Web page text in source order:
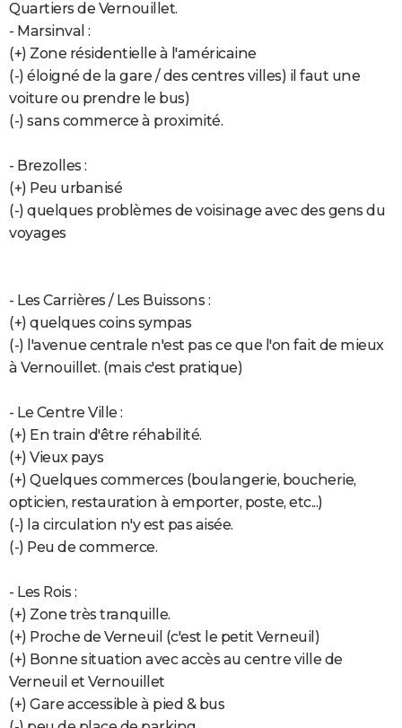
Quartiers de Vernouillet.
- Marsinval :
(+) Zone résidentielle à l'américaine
(-) éloigné de la gare / des centres villes) il faut une
voiture ou prendre le bus)
(-) sans commerce à proximité.
- Brezolles :
(+) Peu urbanisé
(-) quelques problèmes de voisinage avec des gens du
voyages
- Les Carrières / Les Buissons :
(+) quelques coins sympas
(-) l'avenue centrale n'est pas ce que l'on fait de mieux
à Vernouillet. (mais c'est pratique)
- Le Centre Ville :
(+) En train d'être réhabilité.
(+) Vieux pays
(+) Quelques commerces (boulangerie, boucherie,
opticien, restauration à emporter, poste, etc...)
(-) la circulation n'y est pas aisée.
(-) Peu de commerce.
- Les Rois :
(+) Zone très tranquille.
(+) Proche de Verneuil (c'est le petit Verneuil)
(+) Bonne situation avec accès au centre ville de
Verneuil et Vernouillet
(+) Gare accessible à pied & bus